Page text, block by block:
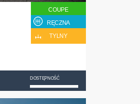
COUPE
RĘCZNA
TYLNY
DOSTĘPNOŚĆ